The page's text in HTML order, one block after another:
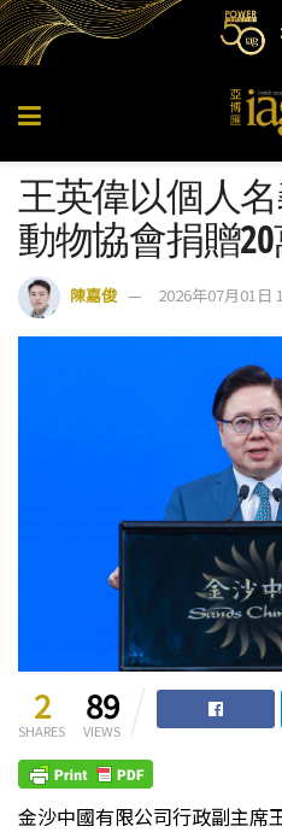
王英偉以個人
動物協會捐贈
陳嘉俊 2026年07月01日
2
SHARES
89
VIEWS
金沙中國有限公司行政副主席